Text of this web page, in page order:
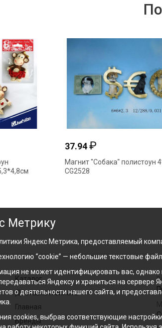
37.94₽
Магнит "Собака" полистоун
CG2528
Каталог
Доставка и оплата
Главная
Бренды
Метрику
Яндекс Метрика, предоставляемый
“cookie” — небольшие текстовые
не может идентифицировать вас,
Яндексу и храниться на
о деятельности нашего сайта, и
cookies, выбрав соответствующие